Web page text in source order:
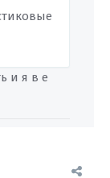
и я в е